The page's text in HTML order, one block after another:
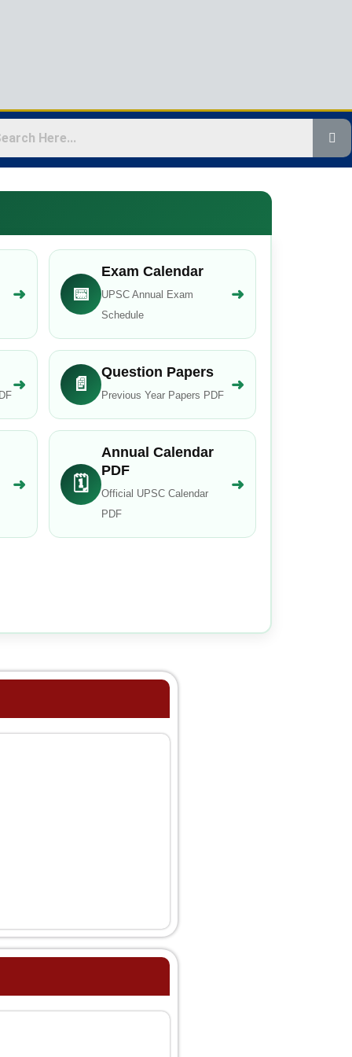
➜ 📅
Exam Calendar
UPSC Annual Exam
Schedule
➜
➜ 📄
Question Papers
Previous Year Papers PDF
➜
➜ 🗓️
Annual Calendar
PDF
Official UPSC Calendar
PDF
➜